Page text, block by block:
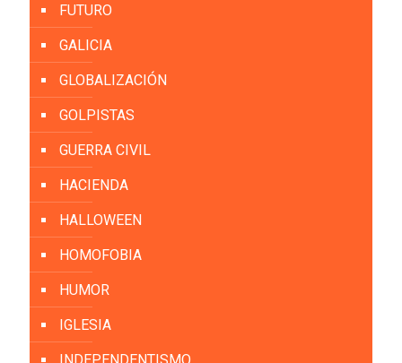
FUTURO
GALICIA
GLOBALIZACIÓN
GOLPISTAS
GUERRA CIVIL
HACIENDA
HALLOWEEN
HOMOFOBIA
HUMOR
IGLESIA